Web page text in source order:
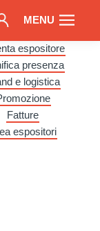
MENU
espositore
presenza
e logistica
Fatture
espositori